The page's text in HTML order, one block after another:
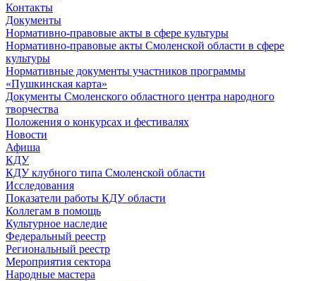
Контакты
Документы
Нормативно-правовые акты в сфере культуры
Нормативно-правовые акты Смоленской области в сфере
культуры
Нормативные документы участников программы
«Пушкинская карта»
Документы Смоленского областного центра народного
творчества
Положения о конкурсах и фестивалях
Новости
Афиша
КДУ
КДУ клубного типа Смоленской области
Исследования
Показатели работы КДУ области
Коллегам в помощь
Культурное наследие
Федеральный реестр
Региональный реестр
Мероприятия сектора
Народные мастера